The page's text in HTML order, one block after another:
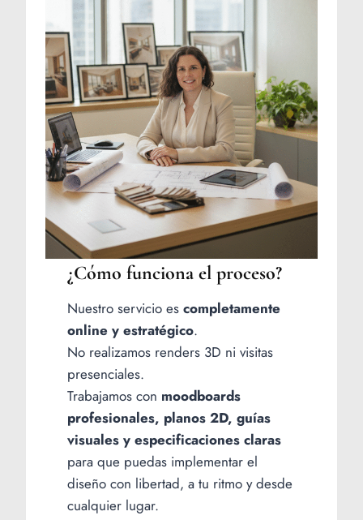
¿Cómo funciona el proceso?
Nuestro servicio es completamente
online y estratégico.
No realizamos renders 3D ni visitas
presenciales.
Trabajamos con moodboards
profesionales, planos 2D, guías
visuales y especificaciones claras
para que puedas implementar el
diseño con libertad, a tu ritmo y desde
cualquier lugar.